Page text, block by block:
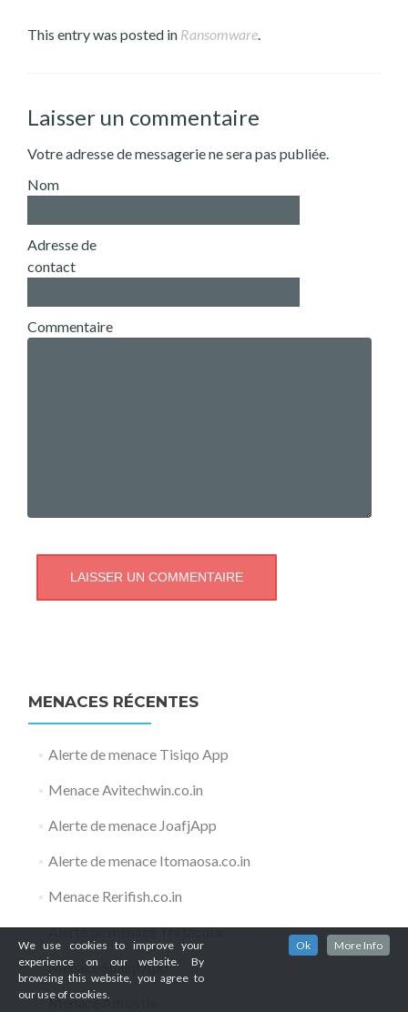
This entry was posted in Ransomware.
Laisser un commentaire
Votre adresse de messagerie ne sera pas publiée.
Nom
Adresse de
contact
Commentaire
MENACES RÉCENTES
Alerte de menace Tisiqo App
Menace Avitechwin.co.in
Alerte de menace JoafjApp
Alerte de menace Itomaosa.co.in
Menace Rerifish.co.in
Alerte de menace Trktacular
Menace Suaiqi App
Menace Altrustix
We use cookies to improve your
experience on our website. By
browsing this website, you agree to
our use of cookies.
Ok More Info